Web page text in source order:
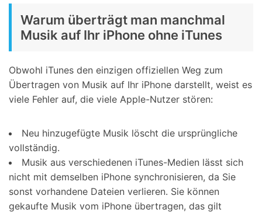
Warum überträgt man manchmal
Musik auf Ihr iPhone ohne iTunes
Obwohl iTunes den einzigen offiziellen Weg zum
Übertragen von Musik auf Ihr iPhone darstellt, weist es
viele Fehler auf, die viele Apple-Nutzer stören:
Neu hinzugefügte Musik löscht die ursprüngliche
vollständig.
Musik aus verschiedenen iTunes-Medien lässt sich
nicht mit demselben iPhone synchronisieren, da Sie
sonst vorhandene Dateien verlieren. Sie können
gekaufte Musik vom iPhone übertragen, das gilt